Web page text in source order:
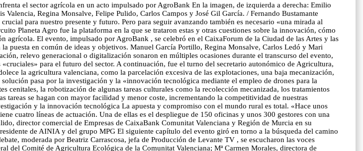
el sector agrícola en un acto impulsado por AgroBank En la imagen, de izquierda a derecha: Emilio
Regina Monsalve, Felipe Pulido, Carlos Campos y José Gil García. / Fernando Bustamante
para nuestro presente y futuro. Pero para seguir avanzando también es necesario «una mirada al
Planeta Agro fue la plataforma en la que se trataron estas y otras cuestiones sobre la innovación, cómo
El evento, impulsado por AgroBank , se celebró en el CaixaForum de la Ciudad de las Artes y las
puesta en común de ideas y objetivos. Manuel García Portillo, Regina Monsalve, Carlos Ledó y Mari
relevo generacional o digitalización sonaron en múltiples ocasiones durante el transcurso del evento,
para el futuro del sector. A continuación, fue el turno del secretario autonómico de Agricultura,
la agricultura valenciana, como la parcelación excesiva de las explotaciones, una baja mecanización,
pasa por la investigación y la «innovación tecnológica mediante el empleo de drones para la
cenitales, la robotización de algunas tareas culturales como la recolección mecanizada, los tratamientos
tareas se hagan con mayor facilidad y menor coste, incrementando la competitividad de nuestras
y la innovación tecnológica La apuesta y compromiso con el mundo rural es total. «Hace unos
cuatro líneas de actuación. Una de ellas es el despliegue de 150 oficinas y unos 300 gestores con una
director comercial de Empresas de CaixaBank Comunitat Valenciana y Región de Murcia en su
de AINIA y del grupo MPG El siguiente capítulo del evento giró en torno a la búsqueda del camino
moderada por Beatriz Carrascosa, jefa de Producción de Levante TV , se escucharon las voces
del Comité de Agricultura Ecológica de la Comunitat Valenciana; Mª Carmen Morales, directora de